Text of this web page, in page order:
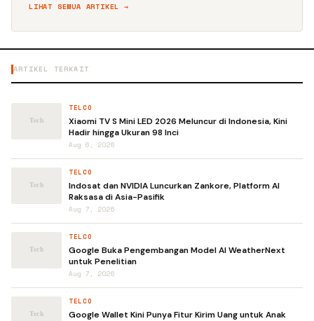
LIHAT SEMUA ARTIKEL →
ARTIKEL TERKAIT
TELCO
Xiaomi TV S Mini LED 2026 Meluncur di Indonesia, Kini
Hadir hingga Ukuran 98 Inci
Aug 6, 2026
TELCO
Indosat dan NVIDIA Luncurkan Zankore, Platform AI
Raksasa di Asia-Pasifik
Aug 7, 2026
TELCO
Google Buka Pengembangan Model AI WeatherNext
untuk Penelitian
Aug 7, 2026
TELCO
Google Wallet Kini Punya Fitur Kirim Uang untuk Anak